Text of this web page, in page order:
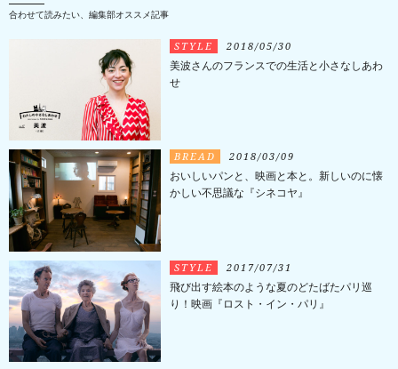
合わせて読みたい、編集部オススメ記事
STYLE 2018/05/30
美波さんのフランスでの生活と小さなしあわ
せ
BREAD 2018/03/09
おいしいパンと、映画と本と。新しいのに懐
かしい不思議な『シネコヤ』
STYLE 2017/07/31
飛び出す絵本のような夏のどたばたパリ巡
り！映画『ロスト・イン・パリ』